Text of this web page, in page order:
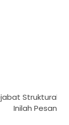
Struktural
Inilah Pesan